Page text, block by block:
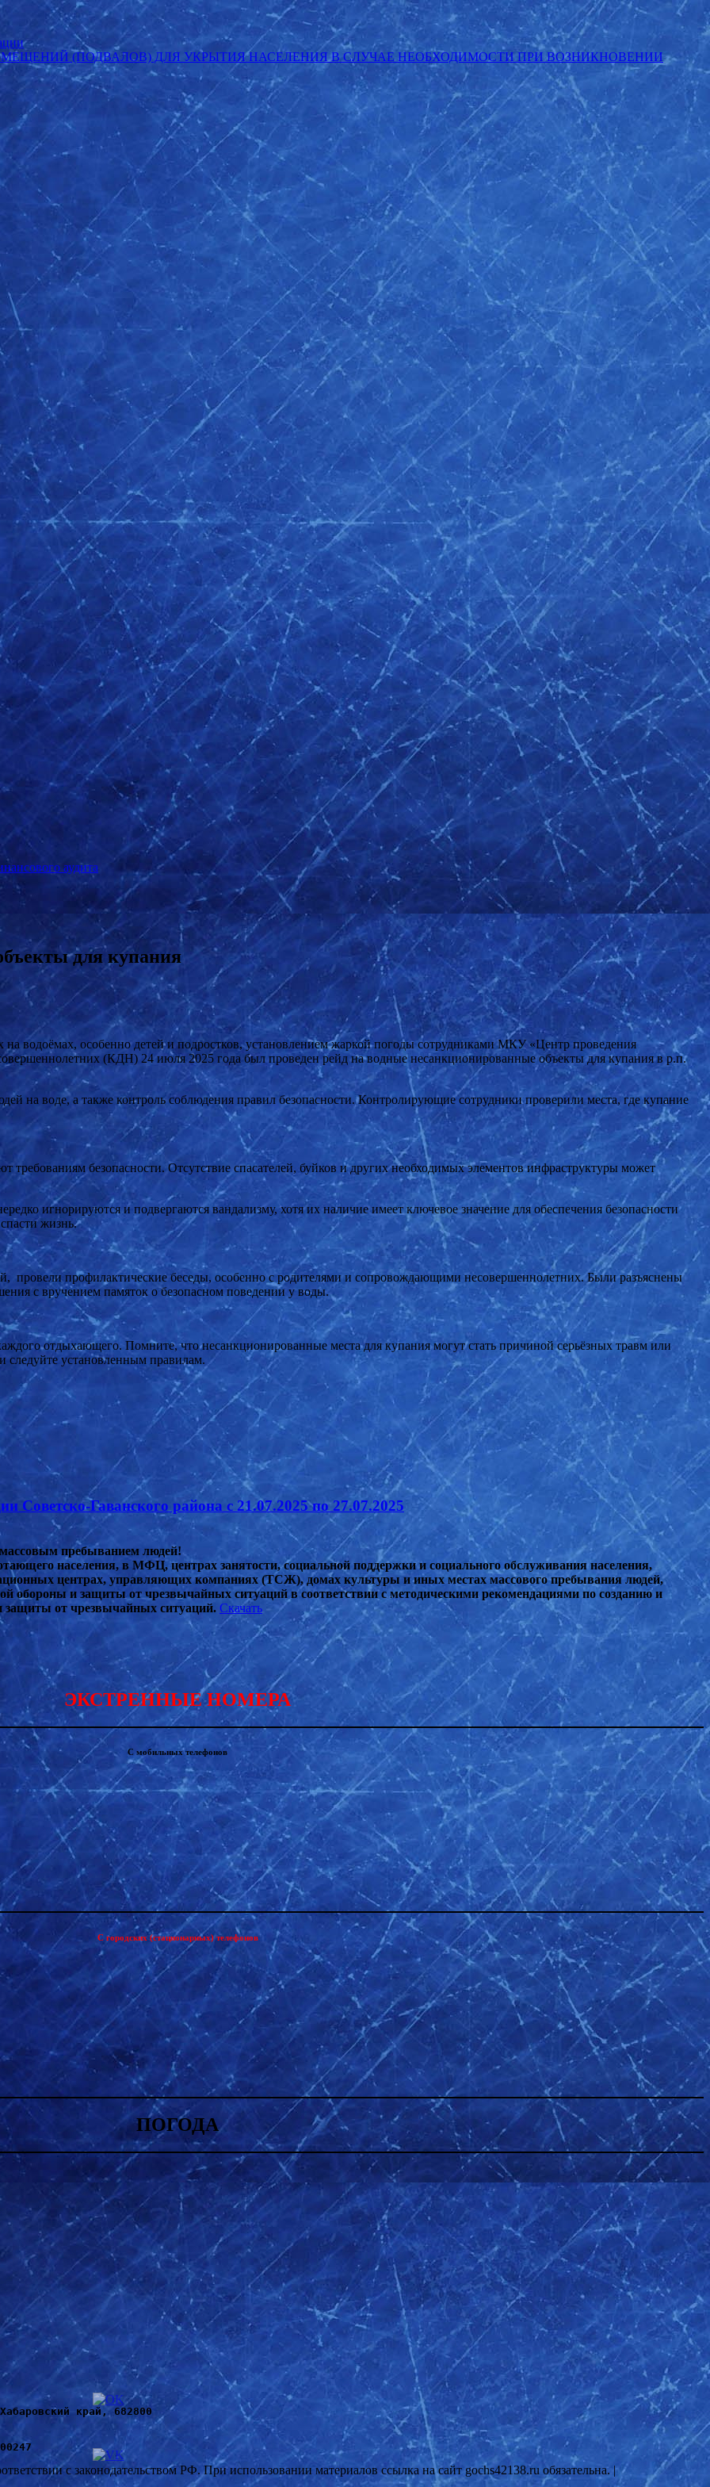
(ПОДВАЛОВ) ДЛЯ УКРЫТИЯ НАСЕЛЕНИЯ В СЛУЧАЕ НЕОБХОДИМОСТИ ПРИ ВОЗНИКНОВЕНИИ
аудита
для купания
водоёмах, особенно детей и подростков, установлением жаркой погоды сотрудниками МКУ «Центр проведения
(КДН) 24 июля 2025 года был проведен рейд на водные несанкционированные объекты для купания в р.п.
на воде, а также контроль соблюдения правил безопасности. Контролирующие сотрудники проверили места, где купание
требованиям безопасности. Отсутствие спасателей, буйков и других необходимых элементов инфраструктуры может
игнорируются и подвергаются вандализму, хотя их наличие имеет ключевое значение для обеспечения безопасности
жизнь.
провели профилактические беседы, особенно с родителями и сопровождающими несовершеннолетних. Были разъяснены
с вручением памяток о безопасном поведении у воды.
отдыхающего. Помните, что несанкционированные места для купания могут стать причиной серьёзных травм или
следуйте установленным правилам.
Гаванского района с 21.07.2025 по 27.07.2025
пребыванием людей!
населения, в МФЦ, центрах занятости, социальной поддержки и социального обслуживания населения,
центрах, управляющих компаниях (ТСЖ), домах культуры и иных местах массового пребывания людей,
обороны и защиты от чрезвычайных ситуаций в соответствии с методическими рекомендациями по созданию и
защиты от чрезвычайных ситуаций. Скачать
ЭКСТРЕННЫЕ НОМЕРА
С мобильных телефонов
С городских (стационарных) телефонов
ПОГОДА
край, 682800
с законодательством РФ. При использовании материалов ссылка на сайт gochs42138.ru обязательна. |